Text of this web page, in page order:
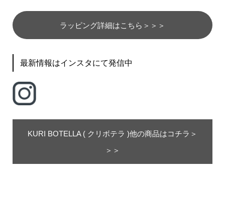
ラッピング詳細はこちら＞＞＞
最新情報はインスタにて発信中
KURI BOTELLA ( クリボテラ )他の商品はコチラ＞
＞＞